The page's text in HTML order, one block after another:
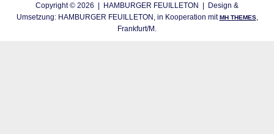
Copyright © 2026 | HAMBURGER FEUILLETON | Design &
Umsetzung: HAMBURGER FEUILLETON, in Kooperation mitMH THEMES,
Frankfurt/M.